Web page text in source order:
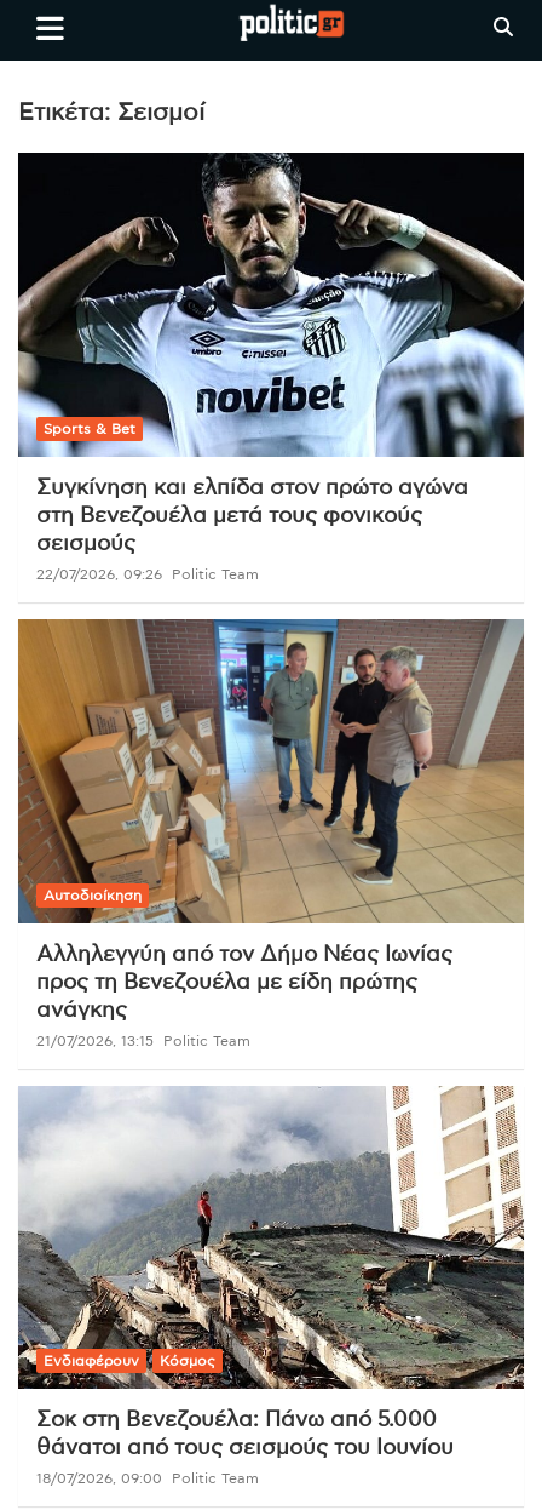
Skip
Ειδήσεις απο τη
Θεσσαλονίκη, την Ελλάδα και
όλο τον Κόσμο
politic.gr
Ετικέτα: Σεισμοί
Sports & Bet
Συγκίνηση και ελπίδα στον πρώτο αγώνα
στη Βενεζουέλα μετά τους φονικούς
σεισμούς
22/07/2026, 09:26 Politic Team
Αυτοδιοίκηση
Αλληλεγγύη από τον Δήμο Νέας Ιωνίας
προς τη Βενεζουέλα με είδη πρώτης
ανάγκης
21/07/2026, 13:15 Politic Team
Ενδιαφέρουν Κόσμος
Σοκ στη Βενεζουέλα: Πάνω από 5.000
θάνατοι από τους σεισμούς του Ιουνίου
18/07/2026, 09:00 Politic Team